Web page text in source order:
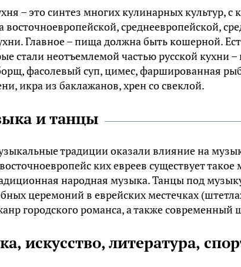
– это синтез многих кулинарных культур,
восточноевропейской, среднеевропейской,
Главное – пища должна быть кошерной.
стали неотъемлемой частью русской кухни
фасолевый суп, цимес, фаршированная
икра из баклажанов, хрен со свеклой.
и танцы
традиции оказали влияние на
ких евреев существует
народная музыка. Танцы под
церемоний в еврейских местечках
городского романса, а также современный
искусство, литература,